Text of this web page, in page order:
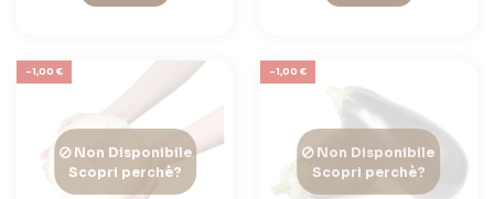
-1,00 €
Non Disponibile
Scopri perchè?
-1,00 €
Non Disponibile
Scopri perchè?